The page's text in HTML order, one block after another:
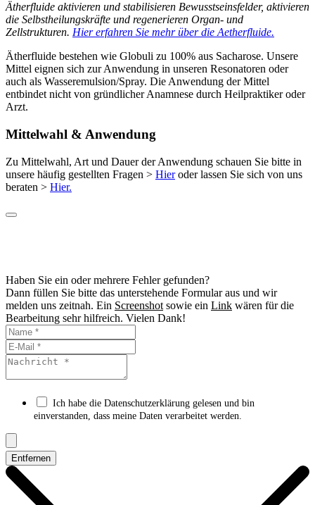
Ätherfluide aktivieren und stabilisieren Bewusstseinsfelder, aktivieren
die Selbstheilungskräfte und regenerieren Organ- und
Zellstrukturen. Hier erfahren Sie mehr über die Aetherfluide.
Ätherfluide bestehen wie Globuli zu 100% aus Sacharose. Unsere
Mittel eignen sich zur Anwendung in unseren Resonatoren oder
auch als Wasseremulsion/Spray. Die Anwendung der Mittel
entbindet nicht von gründlicher Anamnese durch Heilpraktiker oder
Arzt.
Mittelwahl & Anwendung
Zu Mittelwahl, Art und Dauer der Anwendung schauen Sie bitte in
unsere häufig gestellten Fragen > Hieroder lassen Sie sich von uns
beraten > Hier.
Haben Sie ein oder mehrere Fehler gefunden?
Dann füllen Sie bitte das unterstehende Formular aus und wir
melden uns zeitnah. Ein Screenshot sowie ein Link wären für die
Bearbeitung sehr hilfreich. Vielen Dank!
Ich habe die Datenschutzerklärung gelesen und bin
einverstanden, dass meine Daten verarbeitet werden.
Entfernen